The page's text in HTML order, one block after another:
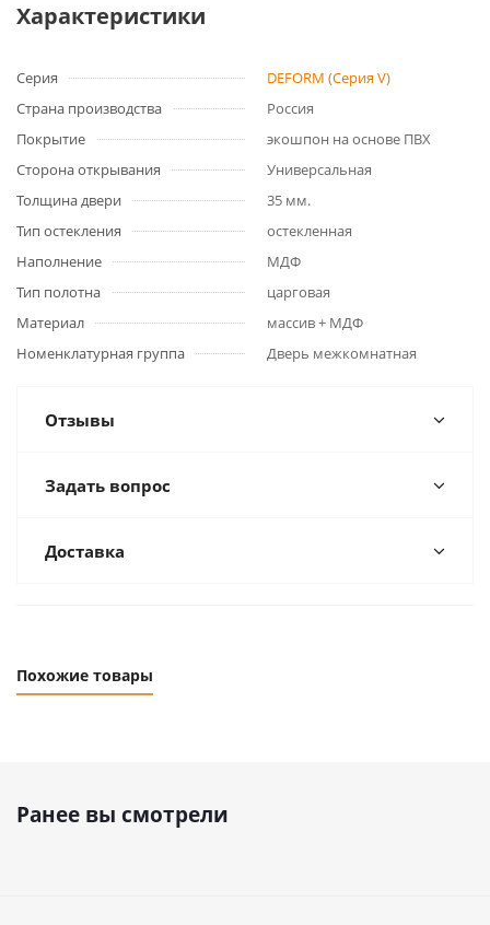
Характеристики
Серия
DEFORM (Серия V)
Страна производства
Россия
Покрытие
экошпон на основе ПВХ
Сторона открывания
Универсальная
Толщина двери
35 мм.
Тип остекления
остекленная
Наполнение
МДФ
Тип полотна
царговая
Материал
массив + МДФ
Номенклатурная группа
Дверь межкомнатная
Отзывы
Задать вопрос
Доставка
Похожие товары
Ранее вы смотрели